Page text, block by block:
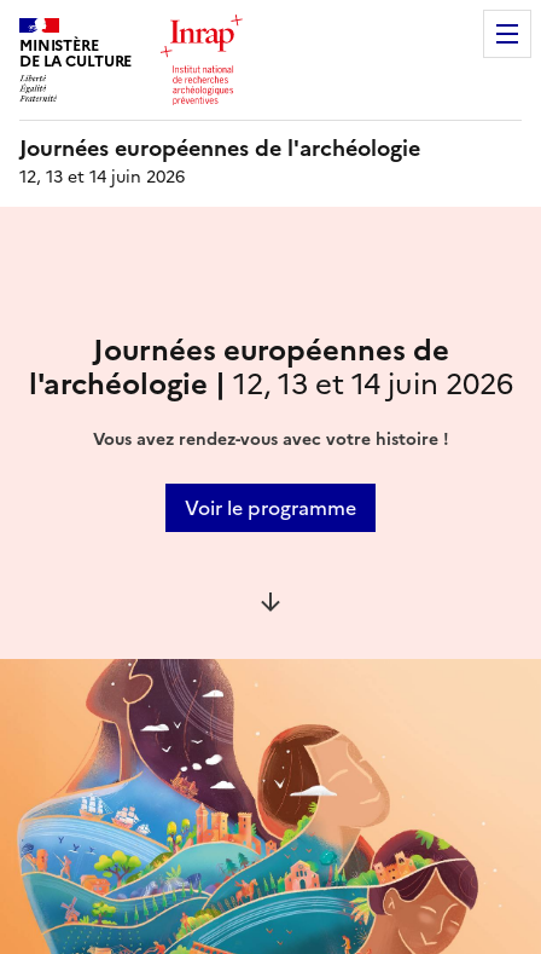
MINISTÈRE
DE LA CULTURE
Journées européennes de l'archéologie
12, 13 et 14 juin 2026
Journées européennes de
l'archéologie | 12, 13 et 14 juin 2026
Vous avez rendez-vous avec votre histoire !
Voir le programme